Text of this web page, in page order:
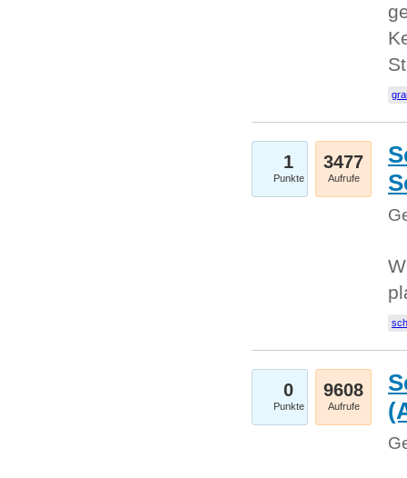
1
Punkte
3477
Aufrufe
0
Punkte
9608
Aufrufe